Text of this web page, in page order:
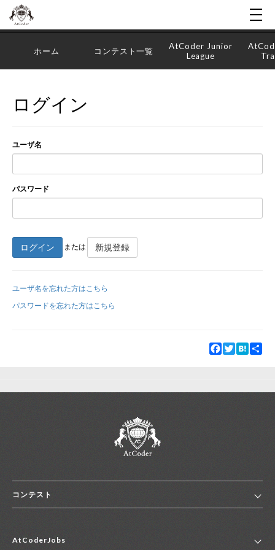
新規登録
ホーム コンテスト一覧
AtCoder Junior
League
ログイン
ユーザ名
パスワード
ログイン または 新規登録
ユーザ名を忘れた方はこちら
パスワードを忘れた方はこちら
Facebook
TwitterHatena
コンテスト
コンテスト一覧
AtCoderJobs